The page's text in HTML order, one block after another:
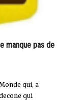
manque pas de
qui, a
qui